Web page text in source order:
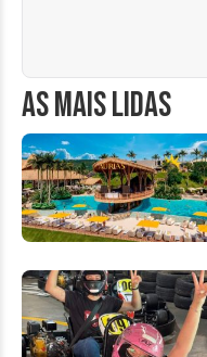
AS MAIS LIDAS